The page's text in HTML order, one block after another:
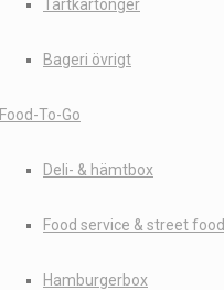
Tårtkartonger
Bageri övrigt
Food-To-Go
Deli- & hämtbox
Food service & street food
Hamburgerbox